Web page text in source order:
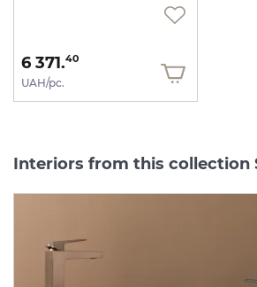
6 371.40
UAH/pc.
Interiors from this collection